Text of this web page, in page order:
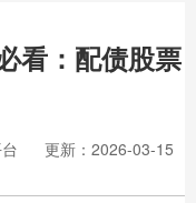
看：配债股票
更新：2026-03-15